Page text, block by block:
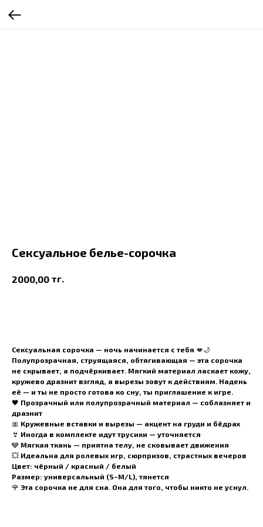
Сексуальное белье-сорочка
2000,00 тг.
Сексуальная сорочка — ночь начинается с тебя 💋🌙
Полупрозрачная, струящаяся, обтягивающая — эта сорочка
не скрывает, а подчёркивает. Мягкий материал ласкает кожу,
кружево дразнит взгляд, а вырезы зовут к действиям. Надень
её — и ты не просто готова ко сну, ты приглашение к игре.
🖤 Прозрачный или полупрозрачный материал — соблазняет и
дразнит
🎀 Кружевные вставки и вырезы — акцент на груди и бёдрах
👙 Иногда в комплекте идут трусики — уточняется
🩶 Мягкая ткань — приятна телу, не сковывает движения
💥 Идеальна для ролевых игр, сюрпризов, страстных вечеров
Цвет: чёрный / красный / белый
Размер: универсальный (S–M/L), тянется
🌹 Эта сорочка не для сна. Она для того, чтобы никто не уснул.